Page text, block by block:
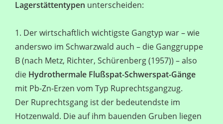
Lagerstättentypen unterscheiden:
1. Der wirtschaftlich wichtigste Gangtyp war – wie
anderswo im Schwarzwald auch – die Ganggruppe
B (nach Metz, Richter, Schürenberg (1957)) – also
die Hydrothermale Flußspat-Schwerspat-Gänge
mit Pb-Zn-Erzen vom Typ Ruprechtsgangzug.
Der Ruprechtsgang ist der bedeutendste im
Hotzenwald. Die auf ihm bauenden Gruben liegen